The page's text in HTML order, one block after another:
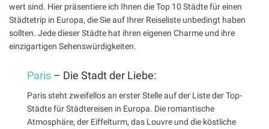
wert sind. Hier präsentiere ich Ihnen die Top 10 Städte für einen
Städtetrip in Europa, die Sie auf Ihrer Reiseliste unbedingt haben
sollten. Jede dieser Städte hat ihren eigenen Charme und ihre
einzigartigen Sehenswürdigkeiten.
Paris – Die Stadt der Liebe:
Paris steht zweifellos an erster Stelle auf der Liste der Top-
Städte für Städtereisen in Europa. Die romantische
Atmosphäre, der Eiffelturm, das Louvre und die köstliche